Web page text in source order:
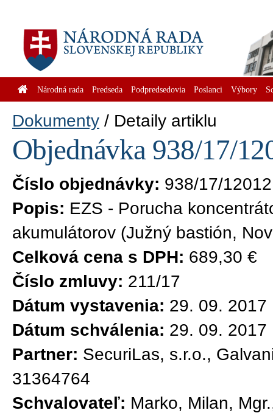
Národná rada Predseda Podpredsedovia Poslanci Výbory
Dokumenty Detaily artiklu
Objednávka 938/17/
Číslo objednávky: 938/17/12012
Popis: EZS - Porucha
akumulátorov (Južný bastión,
Celková cena s DPH: 689,30 €
Číslo zmluvy: 211/17
Dátum vystavenia: 29. 09. 2017
Dátum schválenia: 29. 09. 2017
Partner: SecuriLas, s.r.o.,
31364764
Schvalovateľ: Marko, Milan,